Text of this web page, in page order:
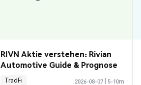
RIVN Aktie verstehen: Rivian
Automotive Guide & Prognose
TradFi 2026-08-07 5-10m